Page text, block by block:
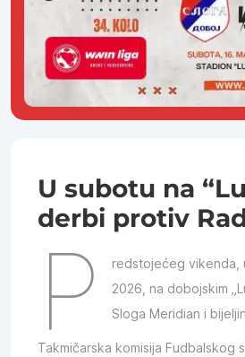
U subotu na
derbi protiv
P
redstojećeg vikenda,
2026, na dobojskim
Sloga Meridian i
Takmičarska komisija Fudbalskog